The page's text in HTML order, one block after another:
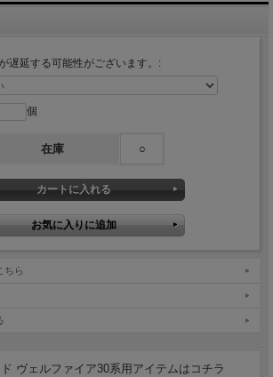
遅延する可能性がございます。:
個
在庫 ○
ちら
ヴェルファイア30系用アイテムはコチラ